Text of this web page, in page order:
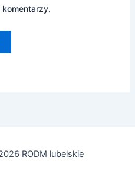
RODM lubelskie